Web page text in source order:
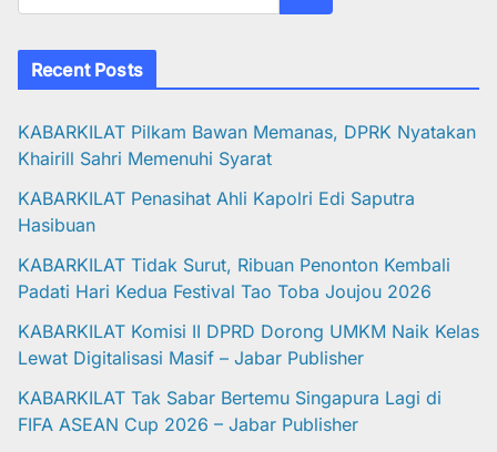
Recent Posts
KABARKILAT Pilkam Bawan Memanas, DPRK Nyatakan
Khairill Sahri Memenuhi Syarat
KABARKILAT Penasihat Ahli Kapolri Edi Saputra
Hasibuan
KABARKILAT Tidak Surut, Ribuan Penonton Kembali
Padati Hari Kedua Festival Tao Toba Joujou 2026
KABARKILAT Komisi II DPRD Dorong UMKM Naik Kelas
Lewat Digitalisasi Masif – Jabar Publisher
KABARKILAT Tak Sabar Bertemu Singapura Lagi di
FIFA ASEAN Cup 2026 – Jabar Publisher